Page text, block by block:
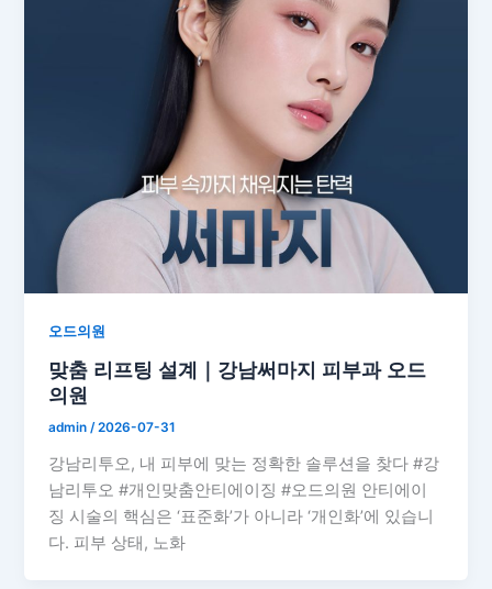
오드의원
맞춤 리프팅 설계｜강남써마지 피부과 오드
의원
admin/2026-07-31
강남리투오, 내 피부에 맞는 정확한 솔루션을 찾다 #강
남리투오 #개인맞춤안티에이징 #오드의원 안티에이
징 시술의 핵심은 ‘표준화’가 아니라 ‘개인화’에 있습니
다. 피부 상태, 노화